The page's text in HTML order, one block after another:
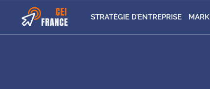
STRATÉGIE D’ENTREPRISE